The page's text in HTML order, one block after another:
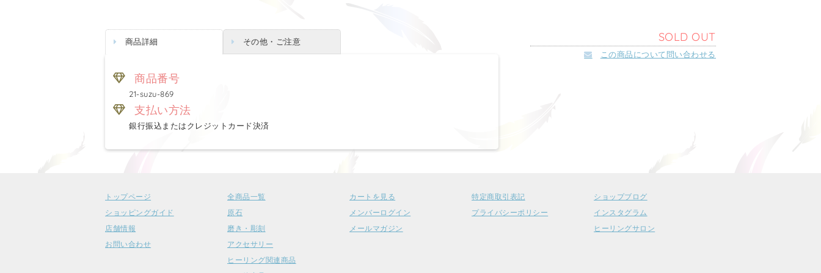
SOLD OUT
この商品について問い合わせる
商品詳細 その他・ご注意
商品番号
21-suzu-869
支払い方法
銀行振込またはクレジットカード決済
トップページ
ショッピングガイド
店舗情報
お問い合わせ
全商品一覧
原石
磨き・彫刻
アクセサリー
ヒーリング関連商品
カートを見る
メンバーログイン
メールマガジン
特定商取引表記
プライバシーポリシー
ショップブログ
インスタグラム
ヒーリングサロン